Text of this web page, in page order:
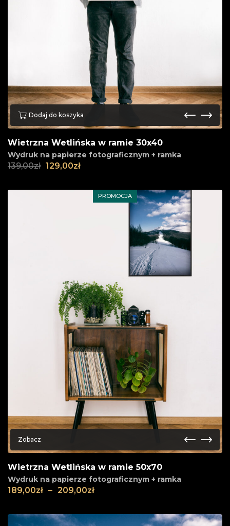
Dodaj do koszyka
Wietrzna Wetlińska w ramie 30x40
Wydruk na papierze fotograficznym + ramka
139,00zł 129,00zł
PROMOCJA
Zobacz
Wietrzna Wetlińska w ramie 50x70
Wydruk na papierze fotograficznym + ramka
189,00zł – 209,00zł